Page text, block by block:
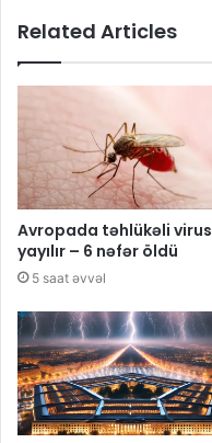
Related Articles
Avropada təhlükəli virus
yayılır – 6 nəfər öldü
5 saat əvvəl